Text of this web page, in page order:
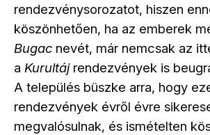
rendezvénysorozatot, hiszen
köszönhetően, ha az emberek
Bugac nevét, már nemcsak az
a Kurultájrendezvények is
A település büszke arra, hogy
rendezvények évről évre
megvalósulnak, és ismételten